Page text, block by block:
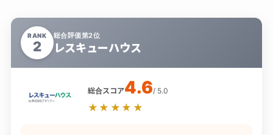
RANK
2
総合評価第2位
レスキューハウス
総合スコア4.6/ 5.0
★★★★★